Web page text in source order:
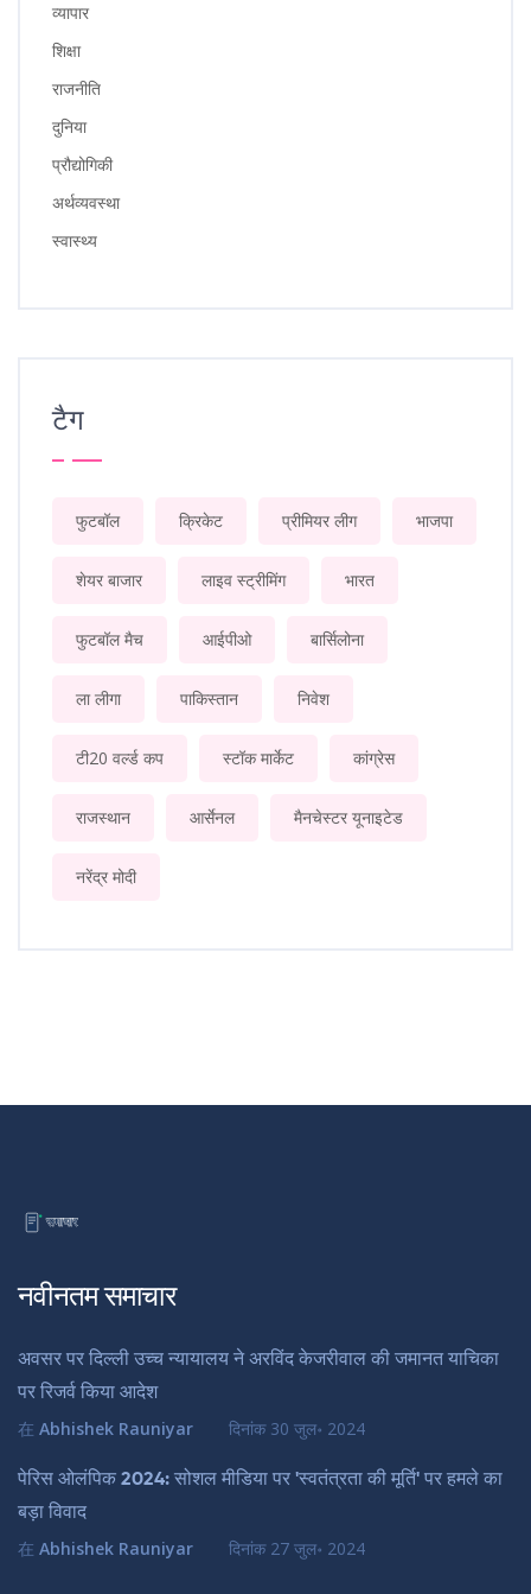
व्यापार
शिक्षा
राजनीति
दुनिया
प्रौद्योगिकी
अर्थव्यवस्था
स्वास्थ्य
टैग
फुटबॉल क्रिकेट प्रीमियर लीग भाजपा
शेयर बाजार लाइव स्ट्रीमिंग भारत
फुटबॉल मैच आईपीओ बार्सिलोना
ला लीगा पाकिस्तान निवेश
टी20 वर्ल्ड कप स्टॉक मार्केट कांग्रेस
राजस्थान आर्सेनल मैनचेस्टर यूनाइटेड
नरेंद्र मोदी
नवीनतम समाचार
अवसर पर दिल्ली उच्च न्यायालय ने अरविंद केजरीवाल की जमानत याचिका
पर रिजर्व किया आदेश
在 Abhishek Rauniyar दिनांक 30 जुल॰ 2024
पेरिस ओलंपिक 2024: सोशल मीडिया पर 'स्वतंत्रता की मूर्ति' पर हमले का
बड़ा विवाद
在 Abhishek Rauniyar दिनांक 27 जुल॰ 2024